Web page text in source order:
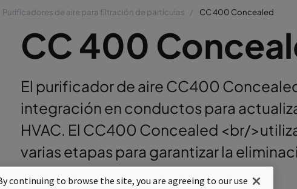
Purificadores de aire para filtración de partículas CC 400 Concealed
CC 400
El purificador de aire CC400
integración en conductos para
HVAC. El CC400 Concealed <br/
varias etapas para garantizar la
contaminantes aerotransportados.
continuing to browse the site, you are agreeing to our use